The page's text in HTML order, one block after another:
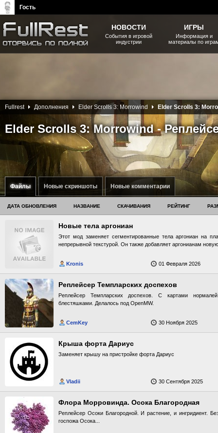
Файлы Новые скриншоты Новые комментарии
Elder Scrolls 3: Morrowind -
Fullrest Дополнения Elder Scrolls 3: Morrowind Elder Scrolls 3:
ДАТА ОБНОВЛЕНИЯ НАЗВАНИЕ СКАЧИВАНИЯ РЕЙТИНГ
Новые тела аргониан
Этот мод заменяет сегментированные тела аргониан на
непрерывной текстурой. Он также добавляет аргонианам
Kronis 01 Февраля 2026
Реплейсер Темпларских доспехов
Реплейсер Темпларских доспехов. С картами
блестяшками. Делалось под OpenMW.
CemKey 30 Ноября 2025
Крыша форта Дариус
Заменяет крышу на пристройке форта Дариус
Vladii 30 Сентября 2025
Флора Морровинда. Осока Благородная
Реплейсер Осоки Благородной. И растение, и ингридиент.
госпожа Осока...
НОВОСТИ
События в игровой
индустрии
ИГРЫ
Информация и
материалы по
Гость